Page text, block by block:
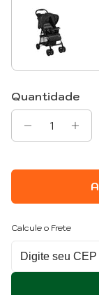
Preto Geo
Quantidade
Calcule o Frete